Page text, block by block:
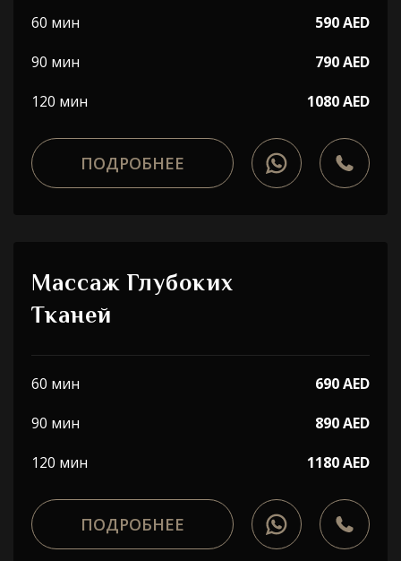
60 мин
590 AED
90 мин
790 AED
120 мин
1080 AED
ПОДРОБНЕЕ
Массаж Глубоких
Тканей
60 мин
690 AED
90 мин
890 AED
120 мин
1180 AED
ПОДРОБНЕЕ